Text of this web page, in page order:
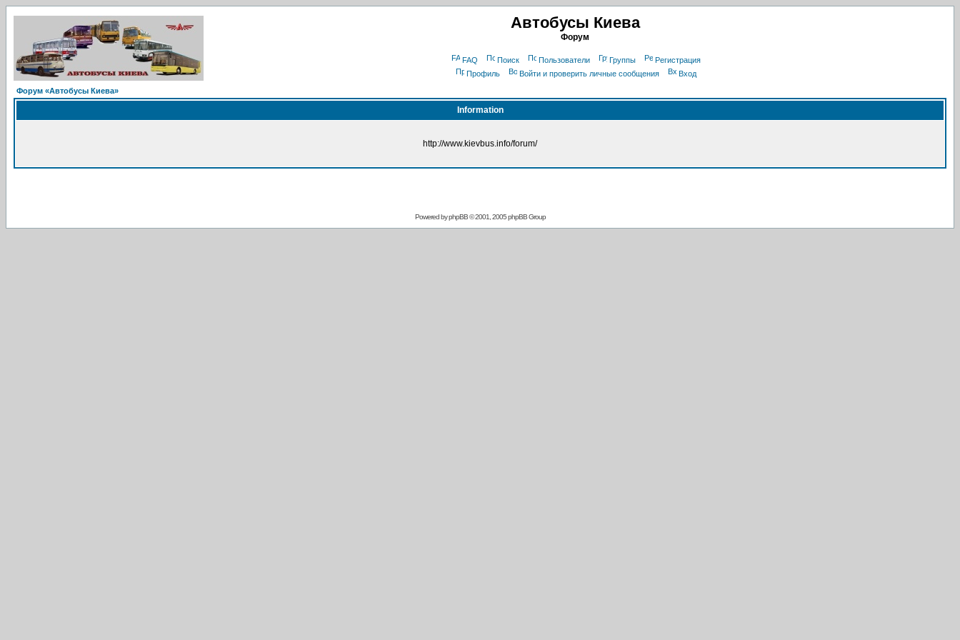
Автобусы Киева
Форум
FAQ Поиск Пользователи Группы
Регистрация
Профиль
Войти и проверить личные сообщения
Вход
Форум «Автобусы Киева»
Information
http://www.kievbus.info/forum/
Powered byphpBB© 2001, 2005 phpBB Group